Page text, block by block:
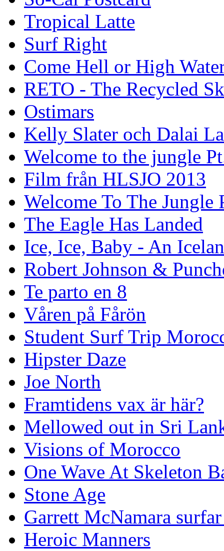
Tropical Latte
Surf Right
Come Hell or High
RETO - The Recycled
Ostimars
Kelly Slater och Dalai
Welcome to the jungle
Film från HLSJO 2013
Welcome To The Jungle
The Eagle Has Landed
Ice, Ice, Baby - An
Robert Johnson &
Te parto en 8
Våren på Fårön
Student Surf Trip
Hipster Daze
Joe North
Framtidens vax är här?
Mellowed out in Sri
Visions of Morocco
One Wave At Skeleton
Stone Age
Garrett McNamara
Heroic Manners